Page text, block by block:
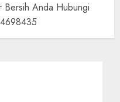
Bersih Anda Hubungi